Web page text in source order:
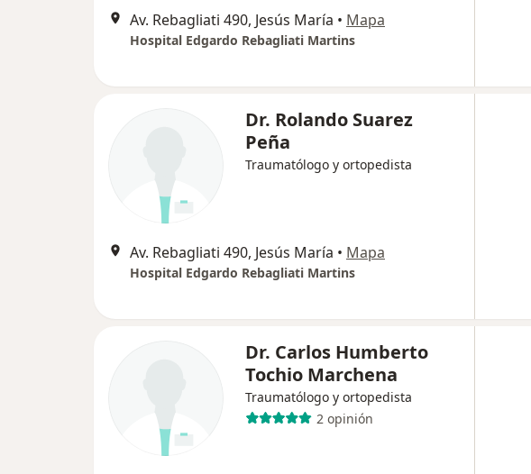
Av. Rebagliati 490, Jesús María • Mapa
Hospital Edgardo Rebagliati Martins
Dr. Rolando Suarez
Peña
Traumatólogo y ortopedista
Av. Rebagliati 490, Jesús María • Mapa
Hospital Edgardo Rebagliati Martins
Dr. Carlos Humberto
Tochio Marchena
Traumatólogo y ortopedista
2 opinión